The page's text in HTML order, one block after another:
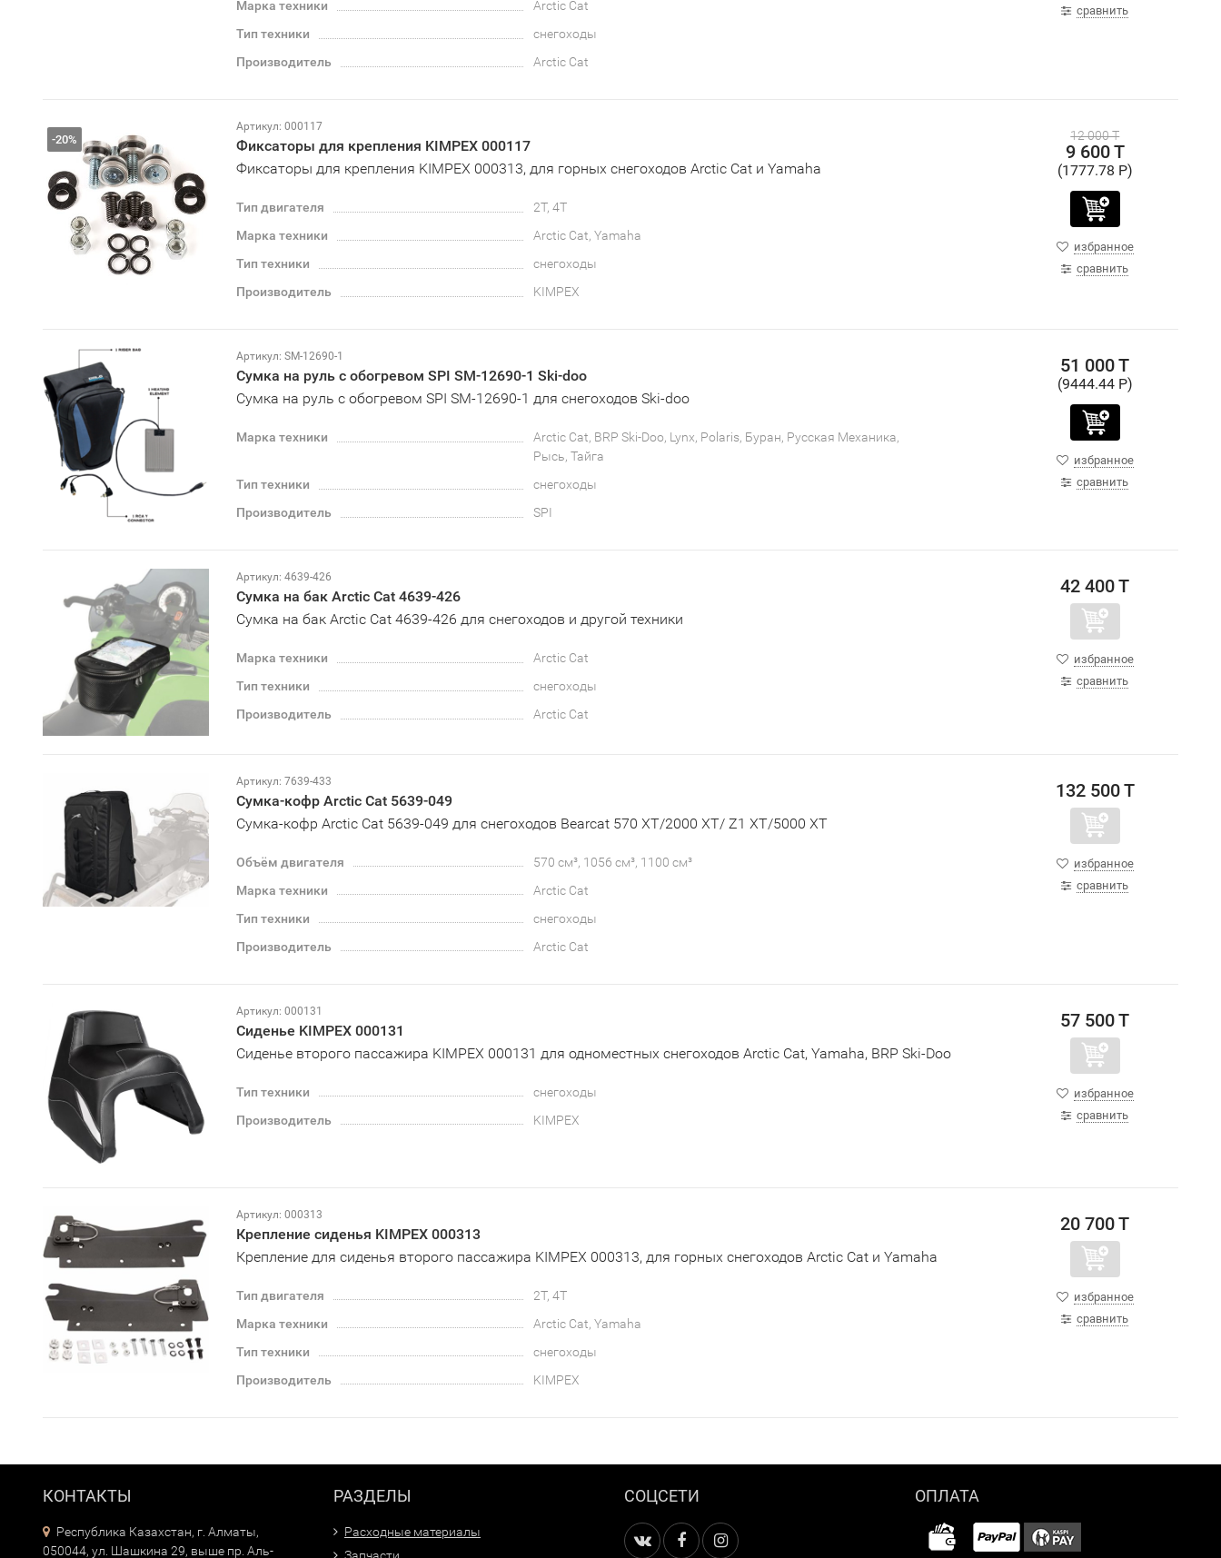
Марка техники
Arctic Cat
Тип техники
снегоходы
Производитель
Arctic Cat
сравнить
-20%
Артикул: 000117
Фиксаторы для крепления KIMPEX 000117
Фиксаторы для крепления KIMPEX 000313, для горных снегоходов Arctic Cat и Yamaha
Тип двигателя
2T, 4T
Марка техники
Arctic Cat, Yamaha
Тип техники
снегоходы
Производитель
KIMPEX
12 000 T
9 600 T
(1777.78 P)
избранное
сравнить
Артикул: SM-12690-1
Сумка на руль с обогревом SPI SM-12690-1 Ski-doo
Сумка на руль с обогревом SPI SM-12690-1 для снегоходов Ski-doo
Марка техники
Arctic Cat, BRP Ski-Doo, Lynx, Polaris, Буран, Русская Механика,
Рысь, Тайга
Тип техники
снегоходы
Производитель
SPI
51 000 T
(9444.44 P)
избранное
сравнить
Артикул: 4639-426
Сумка на бак Arctic Cat 4639-426
Сумка на бак Arctic Cat 4639-426 для снегоходов и другой техники
Марка техники
Arctic Cat
Тип техники
снегоходы
Производитель
Arctic Cat
42 400 T
избранное
сравнить
Артикул: 7639-433
Сумка-кофр Arctic Cat 5639-049
Сумка-кофр Arctic Cat 5639-049 для снегоходов Bearcat 570 XT/2000 XT/ Z1 XT/5000 XT
Объём двигателя
570 см³, 1056 см³, 1100 см³
Марка техники
Arctic Cat
Тип техники
снегоходы
Производитель
Arctic Cat
132 500 T
избранное
сравнить
Артикул: 000131
Сиденье KIMPEX 000131
Сиденье второго пассажира KIMPEX 000131 для одноместных снегоходов Arctic Cat, Yamaha, BRP Ski-Doo
Тип техники
снегоходы
Производитель
KIMPEX
57 500 T
избранное
сравнить
Артикул: 000313
Крепление сиденья KIMPEX 000313
Крепление для сиденья второго пассажира KIMPEX 000313, для горных снегоходов Arctic Cat и Yamaha
Тип двигателя
2T, 4T
Марка техники
Arctic Cat, Yamaha
Тип техники
снегоходы
Производитель
KIMPEX
20 700 T
избранное
сравнить
КОНТАКТЫ
Республика Казахстан, г. Алматы,
050044, ул. Шашкина 29, выше пр. Аль-
РАЗДЕЛЫ
Расходные материалы
СОЦСЕТИ ОПЛАТА